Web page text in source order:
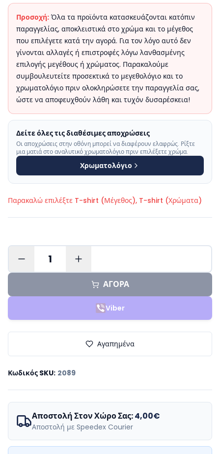
Προσοχή: Όλα τα προϊόντα κατασκευάζονται κατόπιν
παραγγελίας, αποκλειστικά στο χρώμα και το μέγεθος
που επιλέγετε κατά την αγορά. Για τον λόγο αυτό δεν
γίνονται αλλαγές ή επιστροφές λόγω λανθασμένης
επιλογής μεγέθους ή χρώματος. Παρακαλούμε
συμβουλευτείτε προσεκτικά το μεγεθολόγιο και το
χρωματολόγιο πριν ολοκληρώσετε την παραγγελία σας,
ώστε να αποφευχθούν λάθη και τυχόν δυσαρέσκεια!
Δείτε όλες τις διαθέσιμες αποχρώσεις
Οι αποχρώσεις στην οθόνη μπορεί να διαφέρουν ελαφρώς. Ρίξτε
μια ματιά στο αναλυτικό χρωματολόγιο πριν επιλέξετε χρώμα.
Χρωματολόγιο
Παρακαλώ επιλέξτε T-shirt (Μέγεθος), T-shirt (Χρώματα)
1
ΑΓΟΡΑ
Viber
Αγαπημένα
Κωδικός SKU: 2089
Αποστολή Στον Χώρο Σας:4,00€
Αποστολή με Speedex Courier